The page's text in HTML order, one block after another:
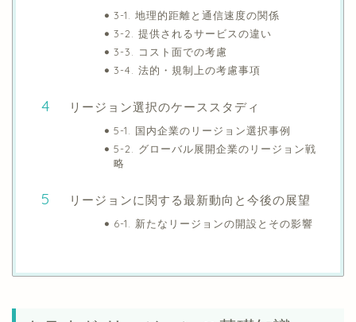
3-1. 地理的距離と通信速度の関係
3-2. 提供されるサービスの違い
3-3. コスト面での考慮
3-4. 法的・規制上の考慮事項
リージョン選択のケーススタディ
5-1. 国内企業のリージョン選択事例
5-2. グローバル展開企業のリージョン戦
略
リージョンに関する最新動向と今後の展望
6-1. 新たなリージョンの開設とその影響